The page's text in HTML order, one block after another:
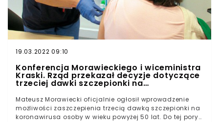
19.03.2022 09:10
Konferencja Morawieckiego i wiceministra
Kraski. Rząd przekazał decyzje dotyczące
trzeciej dawki szczepionki na
koronawirusa
Mateusz Morawiecki oficjalnie ogłosił wprowadzenie
możliwości zaszczepienia trzecią dawką szczepionki na
koronawirusa osoby w wieku powyżej 50 lat. Do tej pory